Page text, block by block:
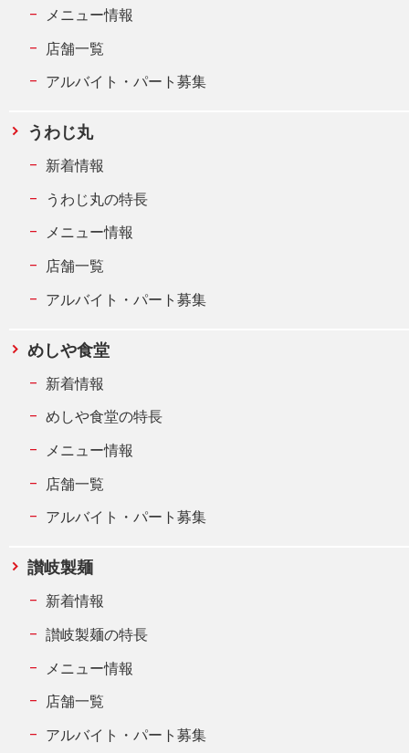
メニュー情報
店舗一覧
アルバイト・パート募集
うわじ丸
新着情報
うわじ丸の特長
メニュー情報
店舗一覧
アルバイト・パート募集
めしや食堂
新着情報
めしや食堂の特長
メニュー情報
店舗一覧
アルバイト・パート募集
讃岐製麺
新着情報
讃岐製麺の特長
メニュー情報
店舗一覧
アルバイト・パート募集